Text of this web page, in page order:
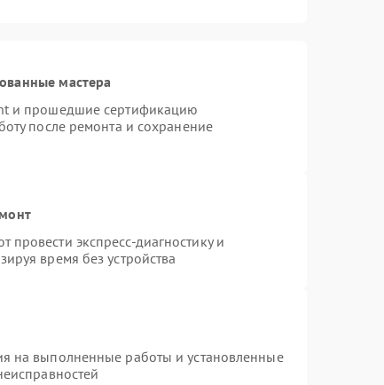
мастера
и прошедшие сертификацию
после ремонта и сохранение
экспресс-диагностику и
время без устройства
на выполненные работы и установленные